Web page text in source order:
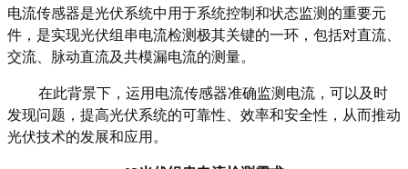
电流传感器是光伏系统中用于系统控制和状态监测的重要元
件 ，是实现光伏组串电流检测极其关键的一环，包括对直流、
交流、脉动直流及共模漏电流的测量。
在此背景下， 运用 电流传感器准确监测电流，可以及时
发现问题，提高光伏系统的可靠性、效率和安全性，从而推动
光伏技术的发展和应用。